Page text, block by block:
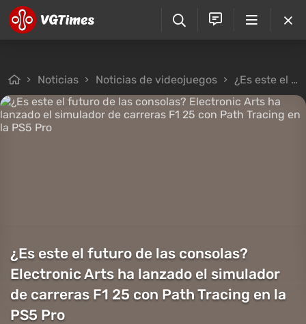
Noticias Noticias de videojuegos ¿Es este el futuro de las consolas? Electronic Arts ha lanzado el simulador de carreras F1 25 con Path Tracing en la PS5 Pro
¿Es este el futuro de las consolas?
Electronic Arts ha lanzado el simulador
de carreras F1 25 con Path Tracing en la
PS5 Pro